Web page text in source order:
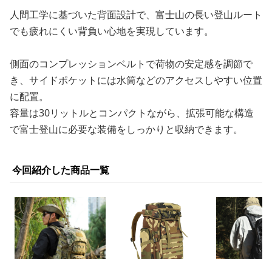
人間工学に基づいた背面設計で、富士山の長い登山ルート
でも疲れにくい背負い心地を実現しています。
側面のコンプレッションベルトで荷物の安定感を調節で
き、サイドポケットには水筒などのアクセスしやすい位置
に配置。
容量は30リットルとコンパクトながら、拡張可能な構造
で富士登山に必要な装備をしっかりと収納できます。
今回紹介した商品一覧